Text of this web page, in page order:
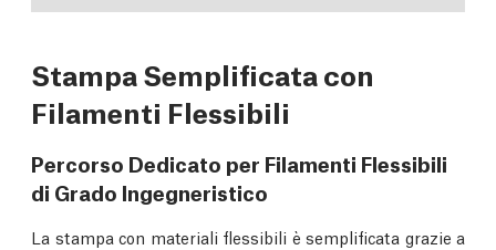
Stampa Semplificata con
Filamenti Flessibili
Percorso Dedicato per Filamenti Flessibili
di Grado Ingegneristico
La stampa con materiali flessibili è semplificata grazie a